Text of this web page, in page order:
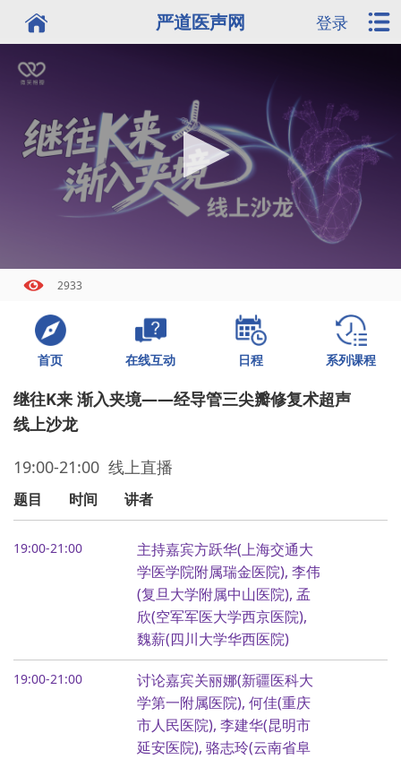
严道医声网 登录
2933
首页 在线互动 日程 系列课程
继往K来 渐入夹境——经导管三尖瓣修复术超声
线上沙龙
19:00-21:00 线上直播
题目 时间 讲者
19:00-21:00
主持嘉宾方跃华(上海交通大
学医学院附属瑞金医院), 李伟
(复旦大学附属中山医院), 孟
欣(空军军医大学西京医院),
魏薪(四川大学华西医院)
19:00-21:00
讨论嘉宾关丽娜(新疆医科大
学第一附属医院), 何佳(重庆
市人民医院), 李建华(昆明市
延安医院), 骆志玲(云南省阜